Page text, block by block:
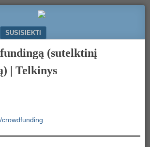
SUSISIEKTI
(sutelktinį
| Telkinys